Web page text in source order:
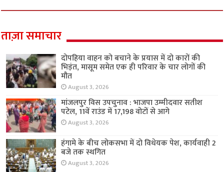
ताज़ा समाचार
दोपहिया वाहन को बचाने के प्रयास में दो कारों की
भिड़ंत, मासूम समेत एक ही परिवार के चार लोगों की
मौत
August 3, 2026
मांजलपुर विस उपचुनाव : भाजपा उम्मीदवार सतीश
पटेल, 11वें राउंड में 17,198 वोटों से आगे
August 3, 2026
हंगामे के बीच लोकसभा में दो विधेयक पेश, कार्यवाही 2
बजे तक स्थगित
August 3, 2026